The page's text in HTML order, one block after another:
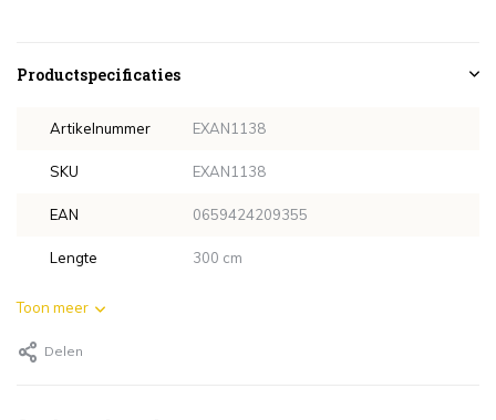
Productspecificaties
Artikelnummer EXAN1138
SKU EXAN1138
EAN 0659424209355
Lengte 300 cm
Toon meer
Delen